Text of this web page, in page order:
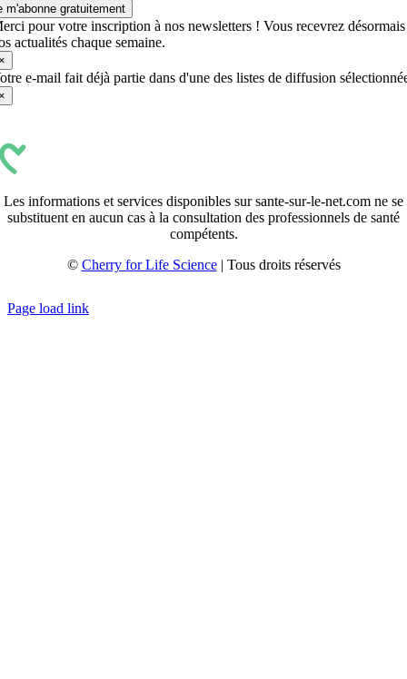
m'abonne gratuitement
pour votre inscription à nos newsletters ! Vous recevrez désormais
actualités chaque semaine.
e-mail fait déjà partie dans d'une des listes de diffusion
Les informations et services disponibles sur sante-sur-le-net.com ne se
substituent en aucun cas à la consultation des professionnels de santé
compétents.
© Cherry for Life Science| Tous droits réservés
Page load link